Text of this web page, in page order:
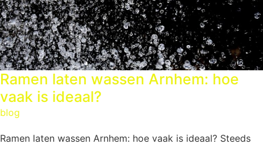
Ramen laten wassen Arnhem: hoe
vaak is ideaal?
blog
Ramen laten wassen Arnhem: hoe vaak is ideaal? Steeds